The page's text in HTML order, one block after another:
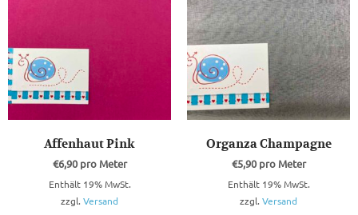
Affenhaut Pink
€6,90pro Meter
Enthält 19% MwSt.
zzgl. Versand
Organza Champagne
€5,90pro Meter
Enthält 19% MwSt.
zzgl. Versand